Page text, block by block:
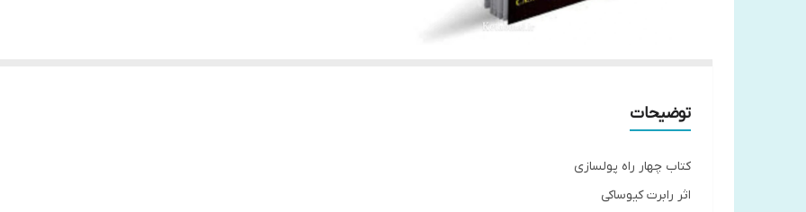
توضیحات
کتاب چهار راه پولسازی
اثر رابرت کیوساکی